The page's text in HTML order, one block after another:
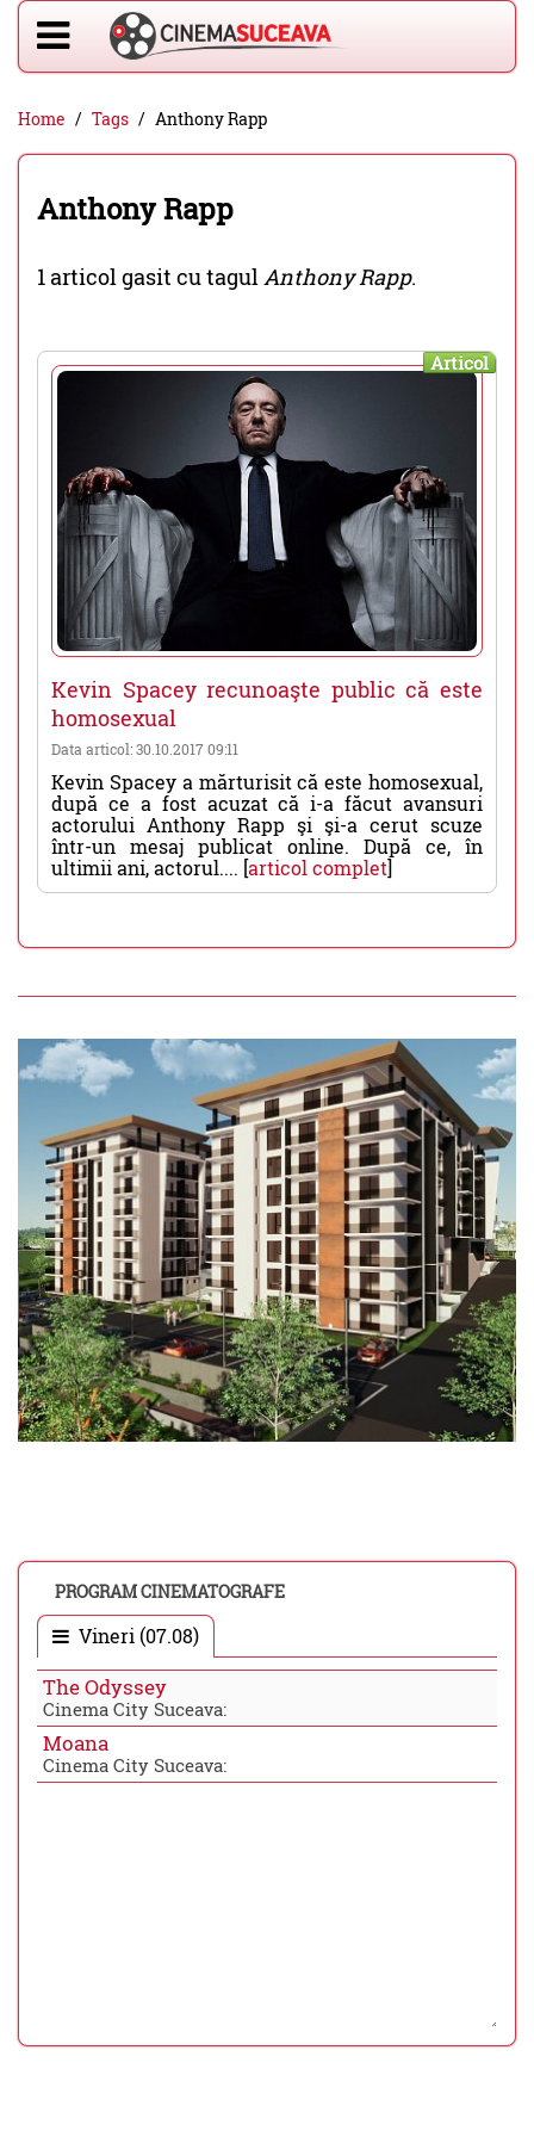
Home Tags Anthony Rapp
Anthony Rapp
1 articol gasit cu tagulAnthony Rapp.
Articol
Kevin Spacey recunoaşte public că este
homosexual
Data articol: 30.10.2017 09:11
Kevin Spacey a mărturisit că este homosexual,
după ce a fost acuzat că i-a făcut avansuri
actorului Anthony Rapp şi şi-a cerut scuze
într-un mesaj publicat online. După ce, în
ultimii ani, actorul.... [articol complet]
PROGRAM CINEMATOGRAFE
Vineri (07.08)
The Odyssey
Cinema City Suceava:
Moana
Cinema City Suceava: